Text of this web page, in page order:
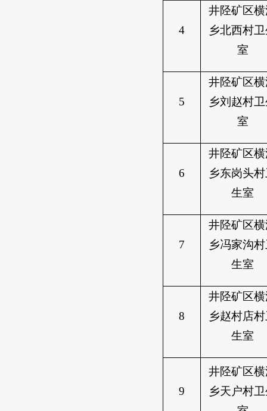
4
井陉矿区
乡北西村
室
5
井陉矿区
乡刘赵村
室
6
井陉矿区
乡东岗头
生室
7
井陉矿区
乡冯家沟
生室
8
井陉矿区
乡赵村店
生室
9
井陉矿区
乡天户村